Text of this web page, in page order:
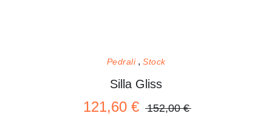
Pedrali Stock
Silla Gliss
121,60 € 152,00 €